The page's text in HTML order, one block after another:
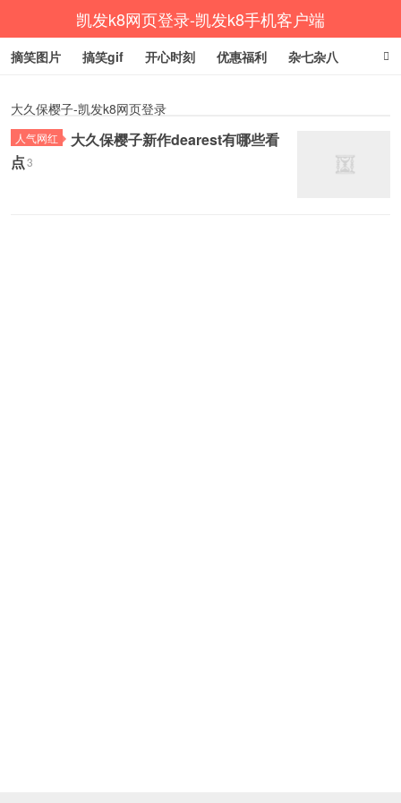
凯发k8网页登录-凯发k8手机客户端
摘笑图片 搞笑gif 开心时刻 优惠福利 杂七杂八
大久保樱子-凯发k8网页登录
人气网红
大久保樱子新作dearest有哪些看
点3